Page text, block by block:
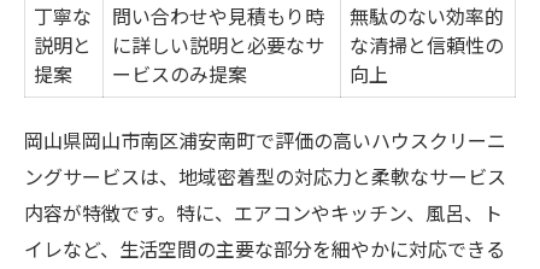
丁寧な
説明と
提案
問い合わせや見積もり時
に詳しい説明と必要なサ
ービスのみ提案
無駄のない効率的
な清掃と信頼性の
向上
岡山県岡山市南区浦安南町で評価の高いハウスクリーニ
ングサービスは、地域密着型の対応力と柔軟なサービス
内容が特徴です。特に、エアコンやキッチン、風呂、ト
イレなど、生活空間の主要な部分を細やかに対応できる